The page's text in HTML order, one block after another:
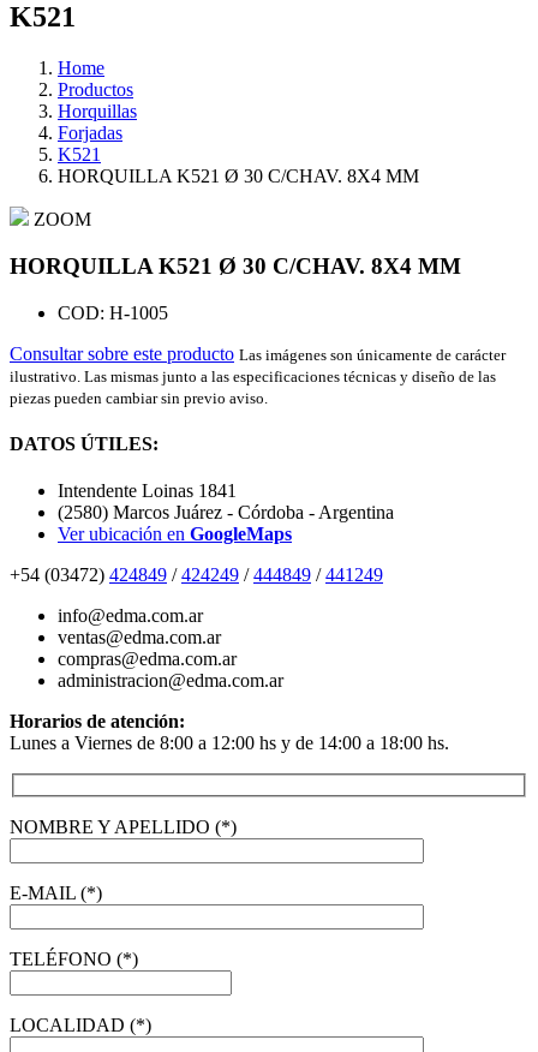
K521
Home
Productos
Horquillas
Forjadas
K521
HORQUILLA K521 Ø 30 C/CHAV. 8X4 MM
ZOOM
HORQUILLA K521 Ø 30 C/CHAV. 8X4 MM
COD: H-1005
Consultar sobre este producto Las imágenes son únicamente de carácter
ilustrativo. Las mismas junto a las especificaciones técnicas y diseño de las
piezas pueden cambiar sin previo aviso.
DATOS ÚTILES:
Intendente Loinas 1841
(2580) Marcos Juárez - Córdoba - Argentina
Ver ubicación en GoogleMaps
+54 (03472) 424849 /424249 /444849 /441249
info@edma.com.ar
ventas@edma.com.ar
compras@edma.com.ar
administracion@edma.com.ar
Horarios de atención:
Lunes a Viernes de 8:00 a 12:00 hs y de 14:00 a 18:00 hs.
NOMBRE Y APELLIDO (*)
E-MAIL (*)
TELÉFONO (*)
LOCALIDAD (*)